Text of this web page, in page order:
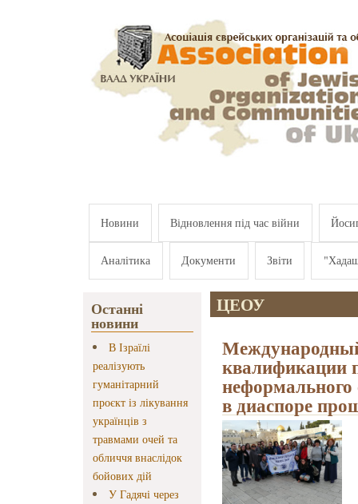
Новини Відновлення під час війни
Аналітика Документи Звіти
Останні
новини
В Ізраїлі
реалізують
гуманітарний
проєкт із лікування
українців з
травмами очей та
обличчя внаслідок
бойових дій
У Гадячі через
ЦЕОУ
квалификации
неформального
в диаспоре